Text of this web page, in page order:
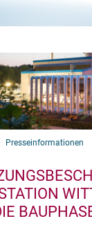
Presseinformationen